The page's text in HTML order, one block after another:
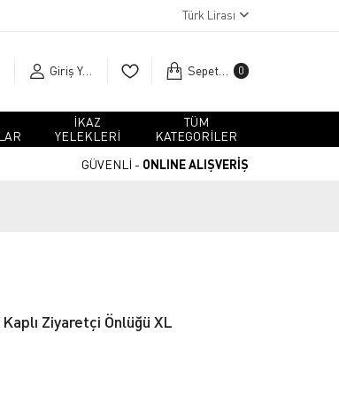
Türk Lirası
Giriş Yap Sepetim 0
İKAZ
YELEKLERİ
TÜM
KATEGORİLER
GÜVENLİ - ONLINE ALIŞVERİŞ
Ziyaretçi Önlüğü XL